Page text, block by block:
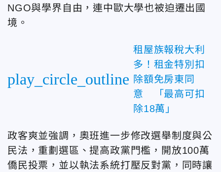
NGO與學界自由，連中歐大學也被迫遷出國
境。
play_circle_outline
租屋族報稅大利
多！租金特別扣
除額免房東同
意 「最高可扣
除18萬」
政客爽並強調，奧班進一步修改選舉制度與公
民法，重劃選區、提高政黨門檻，開放100萬
僑民投票，並以執法系統打壓反對黨，同時讓